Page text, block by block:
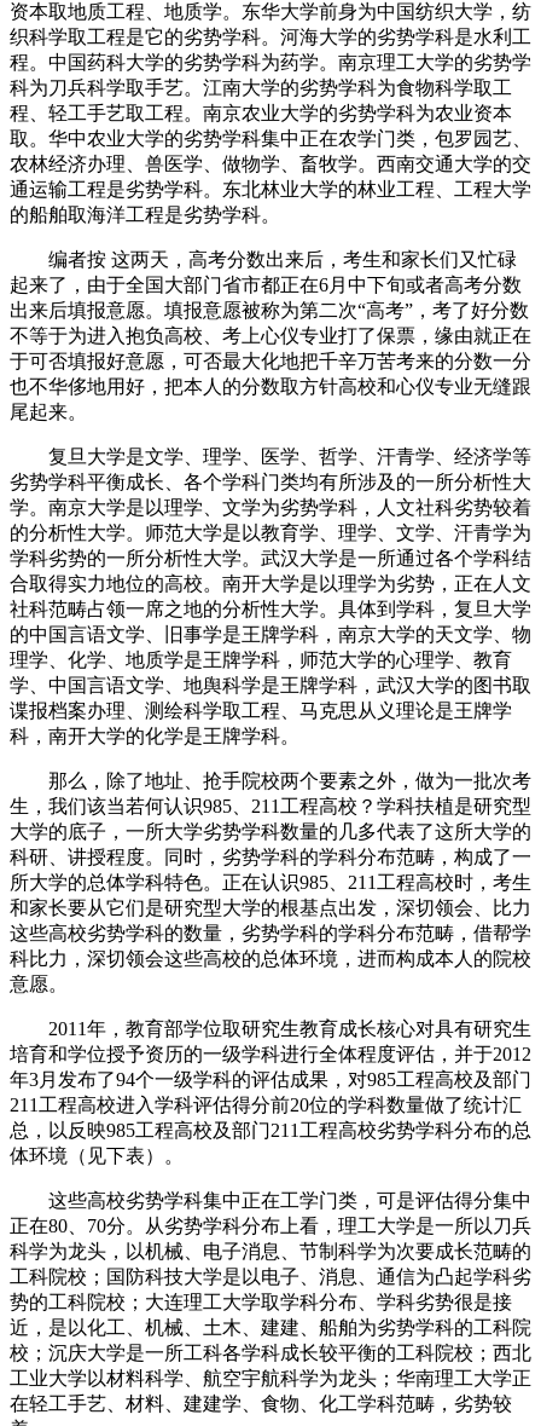
资本取地质工程、地质学。东华大学前身为中国纺织大学，纺
织科学取工程是它的劣势学科。河海大学的劣势学科是水利工
程。中国药科大学的劣势学科为药学。南京理工大学的劣势学
科为刀兵科学取手艺。江南大学的劣势学科为食物科学取工
程、轻工手艺取工程。南京农业大学的劣势学科为农业资本
取。华中农业大学的劣势学科集中正在农学门类，包罗园艺、
农林经济办理、兽医学、做物学、畜牧学。西南交通大学的交
通运输工程是劣势学科。东北林业大学的林业工程、工程大学
的船舶取海洋工程是劣势学科。
编者按 这两天，高考分数出来后，考生和家长们又忙碌
起来了，由于全国大部门省市都正在6月中下旬或者高考分数
出来后填报意愿。填报意愿被称为第二次“高考”，考了好分数
不等于为进入抱负高校、考上心仪专业打了保票，缘由就正在
于可否填报好意愿，可否最大化地把千辛万苦考来的分数一分
也不华侈地用好，把本人的分数取方针高校和心仪专业无缝跟
尾起来。
复旦大学是文学、理学、医学、哲学、汗青学、经济学等
劣势学科平衡成长、各个学科门类均有所涉及的一所分析性大
学。南京大学是以理学、文学为劣势学科，人文社科劣势较着
的分析性大学。师范大学是以教育学、理学、文学、汗青学为
学科劣势的一所分析性大学。武汉大学是一所通过各个学科结
合取得实力地位的高校。南开大学是以理学为劣势，正在人文
社科范畴占领一席之地的分析性大学。具体到学科，复旦大学
的中国言语文学、旧事学是王牌学科，南京大学的天文学、物
理学、化学、地质学是王牌学科，师范大学的心理学、教育
学、中国言语文学、地舆科学是王牌学科，武汉大学的图书取
谍报档案办理、测绘科学取工程、马克思从义理论是王牌学
科，南开大学的化学是王牌学科。
那么，除了地址、抢手院校两个要素之外，做为一批次考
生，我们该当若何认识985、211工程高校？学科扶植是研究型
大学的底子，一所大学劣势学科数量的几多代表了这所大学的
科研、讲授程度。同时，劣势学科的学科分布范畴，构成了一
所大学的总体学科特色。正在认识985、211工程高校时，考生
和家长要从它们是研究型大学的根基点出发，深切领会、比力
这些高校劣势学科的数量，劣势学科的学科分布范畴，借帮学
科比力，深切领会这些高校的总体环境，进而构成本人的院校
意愿。
2011年，教育部学位取研究生教育成长核心对具有研究生
培育和学位授予资历的一级学科进行全体程度评估，并于2012
年3月发布了94个一级学科的评估成果，对985工程高校及部门
211工程高校进入学科评估得分前20位的学科数量做了统计汇
总，以反映985工程高校及部门211工程高校劣势学科分布的总
体环境（见下表）。
这些高校劣势学科集中正在工学门类，可是评估得分集中
正在80、70分。从劣势学科分布上看，理工大学是一所以刀兵
科学为龙头，以机械、电子消息、节制科学为次要成长范畴的
工科院校；国防科技大学是以电子、消息、通信为凸起学科劣
势的工科院校；大连理工大学取学科分布、学科劣势很是接
近，是以化工、机械、土木、建建、船舶为劣势学科的工科院
校；沉庆大学是一所工科各学科成长较平衡的工科院校；西北
工业大学以材料科学、航空宇航科学为龙头；华南理工大学正
在轻工手艺、材料、建建学、食物、化工学科范畴，劣势较